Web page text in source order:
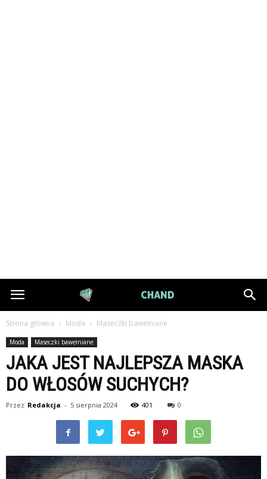
DiamondChand.pl
Strona główna Moda Maseczki bawełniane
Moda Maseczki bawełniane
JAKA JEST NAJLEPSZA MASKA
DO WŁOSÓW SUCHYCH?
Przez Redakcja - 5 sierpnia 2024 401 0